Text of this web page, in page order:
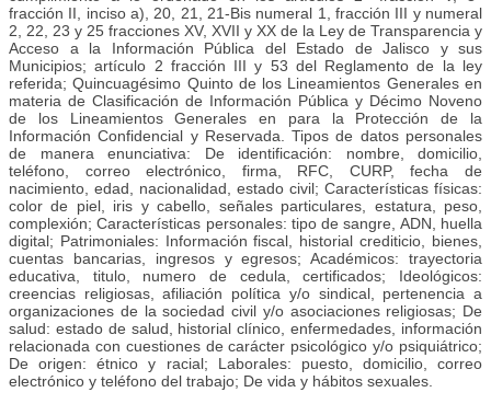
fracción II, inciso a), 20, 21, 21-Bis numeral 1, fracción III y numeral
2, 22, 23 y 25 fracciones XV, XVII y XX de la Ley de Transparencia y
Acceso a la Información Pública del Estado de Jalisco y sus
Municipios; artículo 2 fracción III y 53 del Reglamento de la ley
referida; Quincuagésimo Quinto de los Lineamientos Generales en
materia de Clasificación de Información Pública y Décimo Noveno
de los Lineamientos Generales en para la Protección de la
Información Confidencial y Reservada. Tipos de datos personales
de manera enunciativa: De identificación: nombre, domicilio,
teléfono, correo electrónico, firma, RFC, CURP, fecha de
nacimiento, edad, nacionalidad, estado civil; Características físicas:
color de piel, iris y cabello, señales particulares, estatura, peso,
complexión; Características personales: tipo de sangre, ADN, huella
digital; Patrimoniales: Información fiscal, historial crediticio, bienes,
cuentas bancarias, ingresos y egresos; Académicos: trayectoria
educativa, titulo, numero de cedula, certificados; Ideológicos:
creencias religiosas, afiliación política y/o sindical, pertenencia a
organizaciones de la sociedad civil y/o asociaciones religiosas; De
salud: estado de salud, historial clínico, enfermedades, información
relacionada con cuestiones de carácter psicológico y/o psiquiátrico;
De origen: étnico y racial; Laborales: puesto, domicilio, correo
electrónico y teléfono del trabajo; De vida y hábitos sexuales.